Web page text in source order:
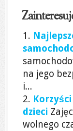
na jego
i...
dzieci
wolnego